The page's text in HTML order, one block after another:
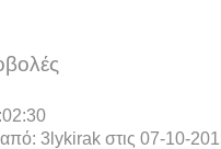
3lykirak στις 07-10-